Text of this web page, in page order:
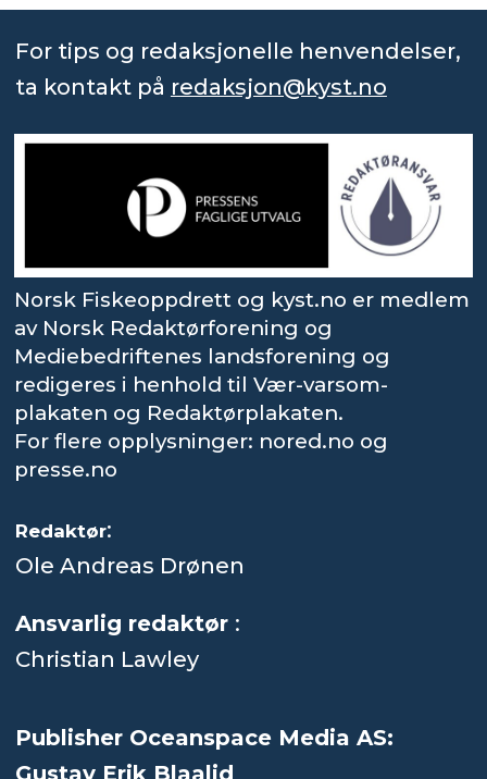
For tips og redaksjonelle henvendelser,
ta kontakt på redaksjon@kyst.no
Norsk Fiskeoppdrett og kyst.no er medlem
av Norsk Redaktørforening og
Mediebedriftenes landsforening og
redigeres i henhold til Vær-varsom-
plakaten og Redaktørplakaten.
For flere opplysninger: nored.no og
presse.no
Redaktør:
Ole Andreas Drønen
Ansvarlig redaktør :
Christian Lawley
Publisher Oceanspace Media AS: